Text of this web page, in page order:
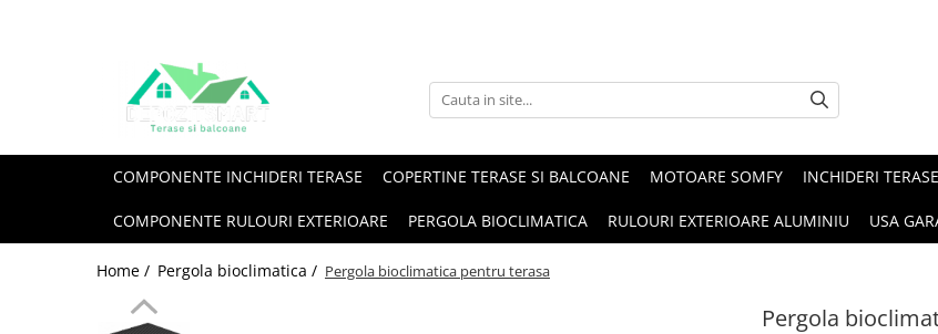
COMPONENTE INCHIDERI TERASE COPERTINE TERASE SI BALCOANE MOTOARE SOMFY INCHIDERI
COMPONENTE RULOURI EXTERIOARE PERGOLA BIOCLIMATICA RULOURI EXTERIOARE ALUMINIU USA
Home / Pergola bioclimatica / Pergola bioclimatica pentru terasa
Pergola